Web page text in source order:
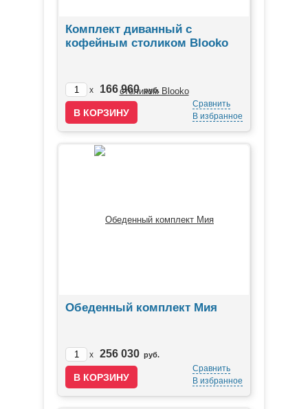
Комплект диванный с
кофейным столиком Blooko
x 166 960 руб.
Сравнить
В избранное
Обеденный комплект Мия
x 256 030 руб.
Сравнить
В избранное